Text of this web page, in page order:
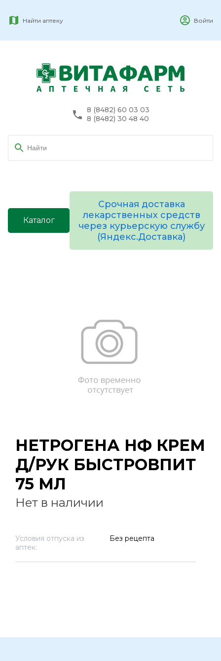
Найти аптеку Войти
8 (8482) 60 03 03
8 (8482) 30 48 40
Каталог
Срочная доставка
лекарственных средств
через курьерскую службу
(Яндекс.Доставка)
НЕТРОГЕНА НФ КРЕМ
Д/РУК БЫСТРОВПИТ
75 МЛ
Нет в наличии
Условия отпуска из
аптек:
Без рецепта